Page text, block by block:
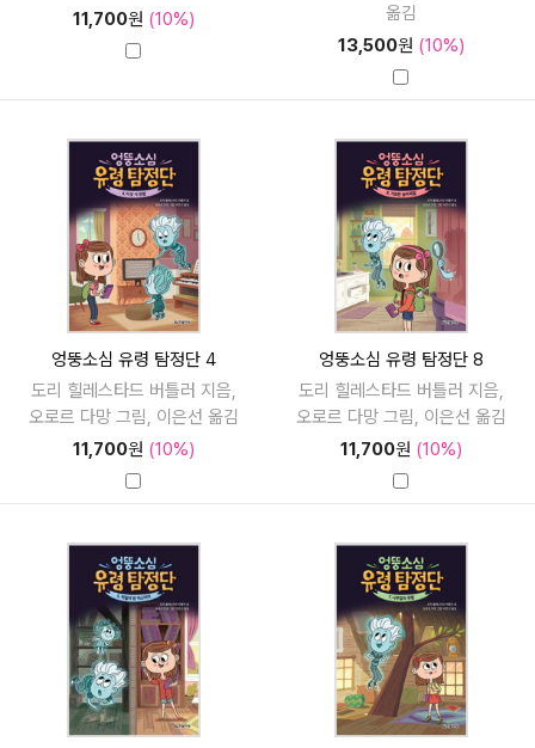
11,700원 (10%)
옮김
13,500원 (10%)
엉뚱소심 유령 탐정단 4
도리 힐레스타드 버틀러 지음,
오로르 다망 그림, 이은선 옮김
11,700원 (10%)
엉뚱소심 유령 탐정단 8
도리 힐레스타드 버틀러 지음,
오로르 다망 그림, 이은선 옮김
11,700원 (10%)